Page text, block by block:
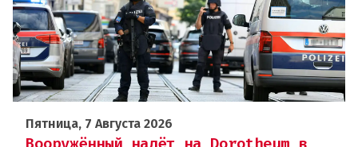
Пятница, 7 Августа 2026